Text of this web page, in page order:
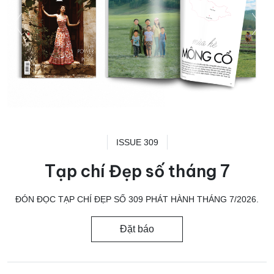
ISSUE 309
Tạp chí Đẹp số tháng 7
ĐÓN ĐỌC TẠP CHÍ ĐẸP SỐ 309 PHÁT HÀNH THÁNG 7/2026.
Đặt báo